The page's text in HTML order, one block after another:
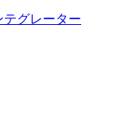
テグレーター